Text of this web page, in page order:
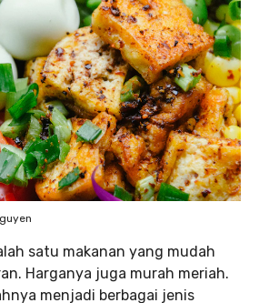
satu makanan yang mudah
Harganya juga murah meriah.
menjadi berbagai jenis